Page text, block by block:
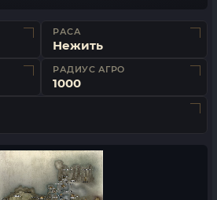
РАСА
Нежить
РАДИУС АГРО
1000